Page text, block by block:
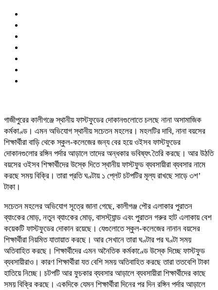
গাজীপুরের কালীগঞ্জে স্থানীয় ফাস্টফুডের দোকানগুলোতে চলছে নানা অসামাজিক
কর্মকাণ্ড। এমন অভিযোগ স্থানীয় সচেতন মহলের। মহলটির দাবি, নানা বয়সের
শিক্ষার্থীরা বাড়ি থেকে স্কুল-কলেজের জন্য বের হয়ে ওইসব ফাস্টফুডের
দোকানগুলোর রঙ্গিন পর্দার আড়ালে তাদের অন্ধকার ভবিষ্যৎ তৈরি করছে। আর উঠতি
বয়সের ওইসব শিক্ষার্থীদের উস্কে দিতে স্থানীয় ফাস্টফুড ব্যবসায়ীরা ব্যবসার নামে
করছে সময় বিক্রি। তারা প্রতি ঘণ্টায় ১ প্লেট চটপটির মূল্য রাখছে সাড়ে ৩শ’
টাকা।
সচেতন মহলের অভিযোগ সূত্রে জানা গেছে, কালীগঞ্জ পৌর এলাকার পুরাতন
ব্যাংকের মোড়, নতুন ব্যাংকের মোড়, বাসস্ট্যান্ড এবং পুরাতন গরুর হাট এলাকায় বেশ
কয়েকটি ফাস্টফুডের দোকান রয়েছে। যেগুলোতে স্কুল-কলেজের নানান বয়সের
শিক্ষার্থীরা নিয়মিত যাতায়াত করছে। আর সেখানে তারা ঘণ্টার পর ঘণ্টা সময়
অতিবাহিত করছে। শিক্ষার্থীদের এমন অনৈতিক কর্মকাণ্ডে উস্কে দিচ্ছে ফাস্টফুড
ব্যবসায়ীরাও। কারণ শিক্ষার্থীরা যত বেশি সময় অতিবাহিত করছে তারা ততবেশি টাকা
হাতিয়ে নিচ্ছে। চটপটি আর ফুচকার ব্যবসার আড়ালে ব্যবসায়ীরা শিক্ষার্থীদের কাছে
সময় বিক্রি করছে। একদিকে যেমন শিক্ষার্থীরা দিনের পর দিন রঙ্গিন পর্দার আড়ালে